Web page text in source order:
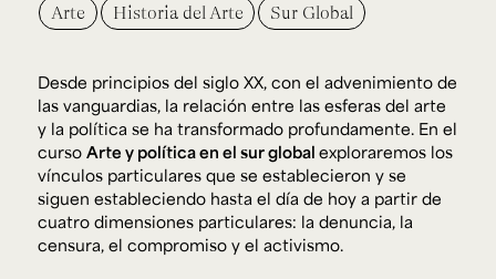
Arte Historia del Arte Sur Global
Desde principios del siglo XX, con el advenimiento de
las vanguardias, la relación entre las esferas del arte
y la política se ha transformado profundamente. En el
curso Arte y política en el sur global exploraremos los
vínculos particulares que se establecieron y se
siguen estableciendo hasta el día de hoy a partir de
cuatro dimensiones particulares: la denuncia, la
censura, el compromiso y el activismo.